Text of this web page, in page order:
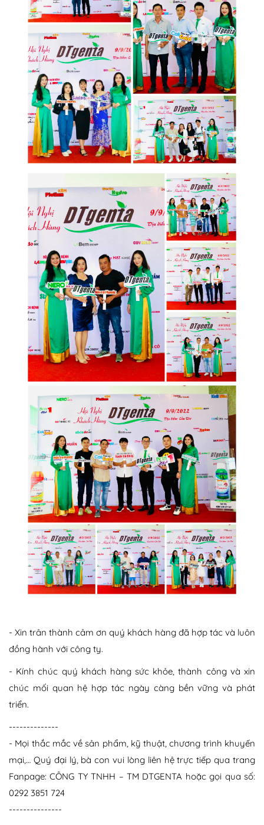
- Xin trân thành cảm ơn quý khách hàng đã hợp tác và luôn
đồng hành với công ty.
- Kính chúc quý khách hàng sức khỏe, thành công và xin
chúc mối quan hệ hợp tác ngày càng bền vững và phát
triển.
--------------
- Mọi thắc mắc về sản phẩm, kỹ thuật, chương trình khuyến
mại,… Quý đại lý, bà con vui lòng liên hệ trực tiếp qua trang
Fanpage: CÔNG TY TNHH – TM DTGENTA hoặc gọi qua số:
0292 3851 724
---------------